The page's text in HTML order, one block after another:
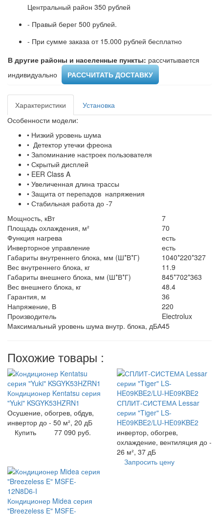
Центральный район 350 рублей
- Правый берег 500 рублей.
- При сумме заказа от 15.000 рублей бесплатно
В другие районы и населенные пункты: рассчитывается
индивидуально ​
РАССЧИТАТЬ ДОСТАВКУ
Характеристики
Установка
Особенности модели:​
• Низкий уровень шума
• Детектор утечки фреона
• Запоминание настроек пользователя
• Скрытый дисплей
• EER Class A
• Увеличенная длина трассы
• Защита от перепадов напряжения
• Стабильная работа до -7
Мощность, кВт
7
Площадь охлаждения, м²
70
Функция нагрева
есть
Инверторное управление
есть
Габариты внутреннего блока, мм (Ш*В*Г)
1040*220*327
Вес внутреннего блока, кг
11.9
Габариты внешнего блока, мм (Ш*В*Г)
845*702*363
Вес внешнего блока, кг
48.4
Гарантия, м
36
Напряжение, В
220
Производитель
Electrolux
Максимальный уровень шума внутр. блока, дБА45
Похожие товары :
Кондиционер Kentatsu серия
"Yuki" KSGYK53HZRN1
Осушение, обогрев, обдув,
инвертор до - 50 м², 20 дБ
Купить
77 090 руб.
СПЛИТ-СИСТЕМА Lessar
серии "Tiger" LS-
HE09KBE2/LU-HE09KBE2
инвертор, обогрев,
охлаждение, вентиляция до -
26 м², 37 дБ
Запросить цену
Кондиционер Midea серия
"Breezeless E" MSFE-